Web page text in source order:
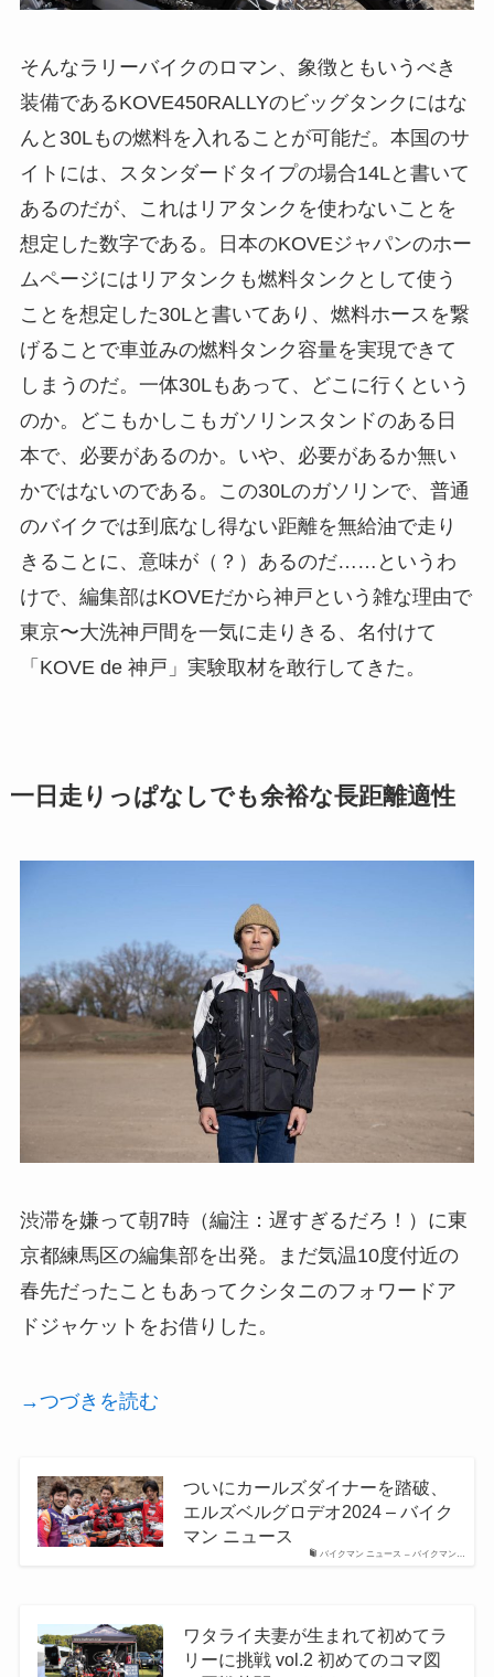
そんなラリーバイクのロマン、象徴ともいうべき
装備であるKOVE450RALLYのビッグタンクにはな
んと30Lもの燃料を入れることが可能だ。本国のサ
イトには、スタンダードタイプの場合14Lと書いて
あるのだが、これはリアタンクを使わないことを
想定した数字である。日本のKOVEジャパンのホー
ムページにはリアタンクも燃料タンクとして使う
ことを想定した30Lと書いてあり、燃料ホースを繋
げることで車並みの燃料タンク容量を実現できて
しまうのだ。一体30Lもあって、どこに行くという
のか。どこもかしこもガソリンスタンドのある日
本で、必要があるのか。いや、必要があるか無い
かではないのである。この30Lのガソリンで、普通
のバイクでは到底なし得ない距離を無給油で走り
きることに、意味が（？）あるのだ……というわ
けで、編集部はKOVEだから神戸という雑な理由で
東京〜大洗神戸間を一気に走りきる、名付けて
「KOVE de 神戸」実験取材を敢行してきた。
一日走りっぱなしでも余裕な長距離適性
渋滞を嫌って朝7時（編注：遅すぎるだろ！）に東
京都練馬区の編集部を出発。まだ気温10度付近の
春先だったこともあってクシタニのフォワードア
ドジャケットをお借りした。
→つづきを読む
バイクマン ニュース – バイクマン…
ついにカールズダイナーを踏破、
エルズベルグロデオ2024 – バイク
マン ニュース
ワタライ夫妻が生まれて初めてラ
リーに挑戦 vol.2 初めてのコマ図